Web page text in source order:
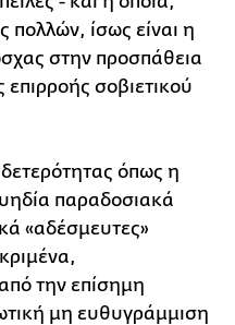
πολλών, ίσως είναι η
στην προσπάθεια
σοβιετικού
όπως η
παραδοσιακά
«αδέσμευτες»
την επίσημη
μη ευθυγράμμιση